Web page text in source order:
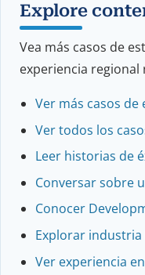
Explore
Vea más casos de
experiencia regional
Ver más casos de
Ver todos los
Leer historias de
Conversar sobre
Conocer
Explorar industria
Ver experiencia